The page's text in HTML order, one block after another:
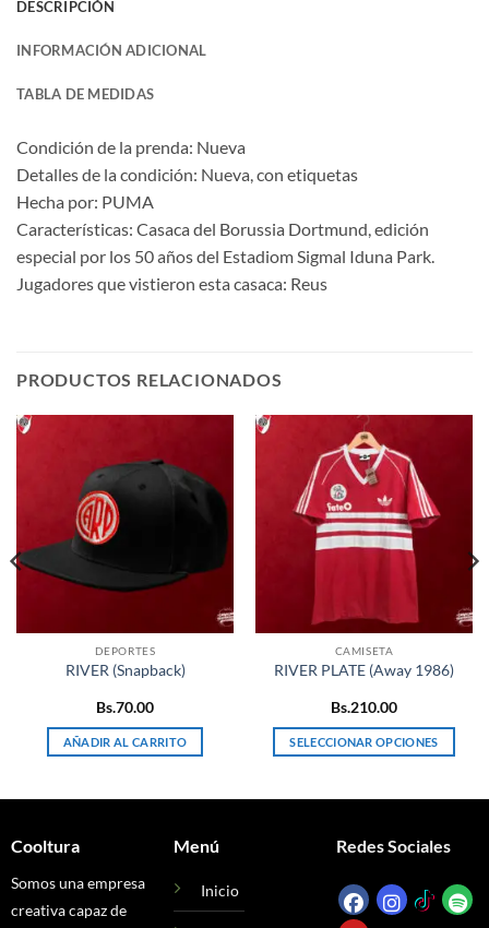
DESCRIPCIÓN
INFORMACIÓN ADICIONAL
TABLA DE MEDIDAS
Condición de la prenda: Nueva
Detalles de la condición: Nueva, con etiquetas
Hecha por: PUMA
Características: Casaca del Borussia Dortmund, edición
especial por los 50 años del Estadiom Sigmal Iduna Park.
Jugadores que vistieron esta casaca: Reus
PRODUCTOS RELACIONADOS
DEPORTES
RIVER (Snapback)
Bs.70.00
AÑADIR AL CARRITO
CAMISETA
RIVER PLATE (Away 1986)
Bs.210.00
SELECCIONAR OPCIONES
variantes.
Las
opciones
Cooltura
Somos una empresa
creativa capaz de
Menú
Inicio
Redes Sociales